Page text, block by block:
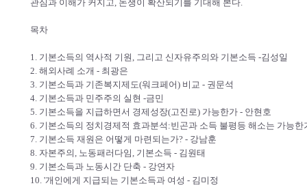
관심과 이해가 커지고, 논쟁이 확산되기를 기대해 본다.
목차
1. 기본소득의 역사적 기원, 그리고 신자유주의와 기본소득 -김성일
2. 해외사례 소개 - 최광은
3. 기본소득과 기존복지제도(워크페어) 비교 - 권문석
4. 기본소득과 민주주의 실현 -금민
5. 기본소득을 지급하면서 경제성장(고진로) 가능한가 - 안현호
6. 기본소득의 정치경제적 효과분석:빈곤과 소득 불평등 해소는 가능한
7. 기본소득 재원은 어떻게 마련되는가? - 강남훈
8. 자본주의, 노동패러다임, 기본소득 - 김원태
9. 기본소득과 노동시간 단축 - 강연자
10. '개인에게 지급되는 기본소득과 여성 - 김미정